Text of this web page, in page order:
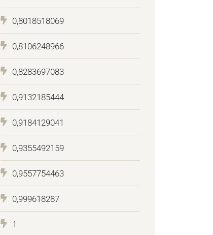
0,8018518069
0,8106248966
0,8283697083
0,9132185444
0,9184129041
0,9355492159
0,9557754463
0,999618287
1